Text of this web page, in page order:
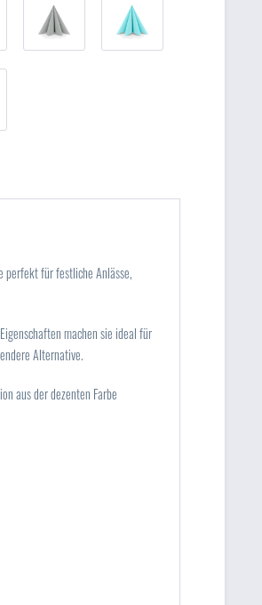
perfekt für festliche Anlässe,
machen sie ideal für
Alternative.
aus der dezenten Farbe